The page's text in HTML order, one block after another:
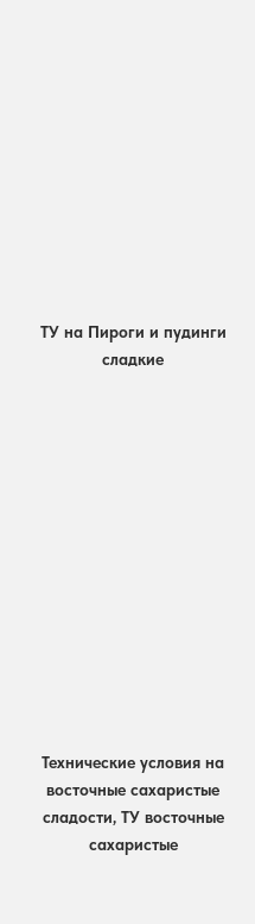
ТУ на Пироги и пудинги
сладкие
Технические условия на
восточные сахаристые
сладости, ТУ восточные
сахаристые